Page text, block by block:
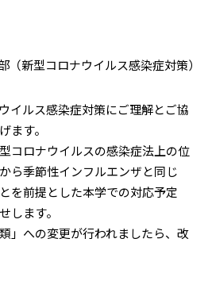
（新型コロナウイルス感染症対策）
イルス感染症対策にご理解とご協
ます。
コロナウイルスの感染症法上の位
ら季節性インフルエンザと同じ
を前提とした本学での対応予定
します。
」への変更が行われましたら、改